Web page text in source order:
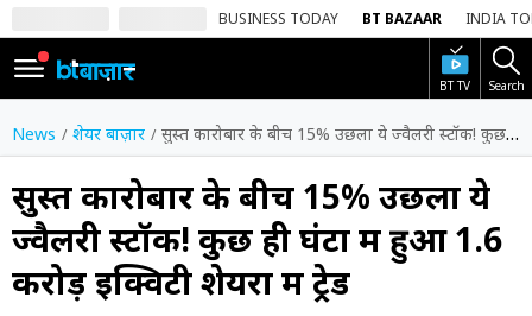
BUSINESS TODAY BT BAZAAR INDIA
BT TV Search
SIGN
IN
Dark
Mode
होम
शेयर
News शेयर बाज़ार सुस्त कारोबार के बीच 15% उछला ये ज्वैलरी स्टॉक! कुछ ही घंटों में हुआ 1.6 करोड़ इक्विटी शेयरों में ट्रेड
सुस्त कारोबार के बीच 15% उछला ये
ज्वैलरी स्टॉक! कुछ ही घंटों में हुआ 1.6
करोड़ इक्विटी शेयरों में ट्रेड